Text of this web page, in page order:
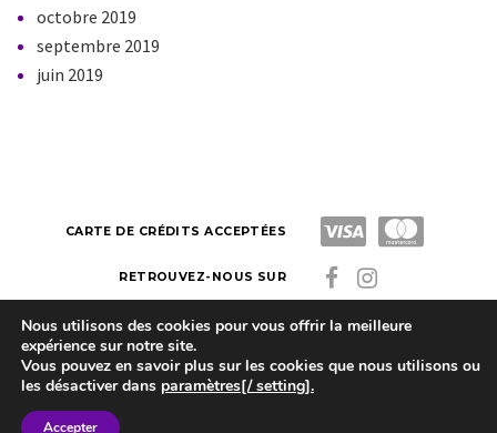
octobre 2019
septembre 2019
juin 2019
CARTE DE CRÉDITS ACCEPTÉES
RETROUVEZ-NOUS SUR
Latitude ZenMade by Kazuko. Copyright © 2023
Nous utilisons des cookies pour vous offrir la meilleure
expérience sur notre site.
Vous pouvez en savoir plus sur les cookies que nous utilisons ou
les désactiver dans paramètres[/ setting].
Accepter
Latitude-Zen  Route de Lausanne 38C
1052 Le Mont